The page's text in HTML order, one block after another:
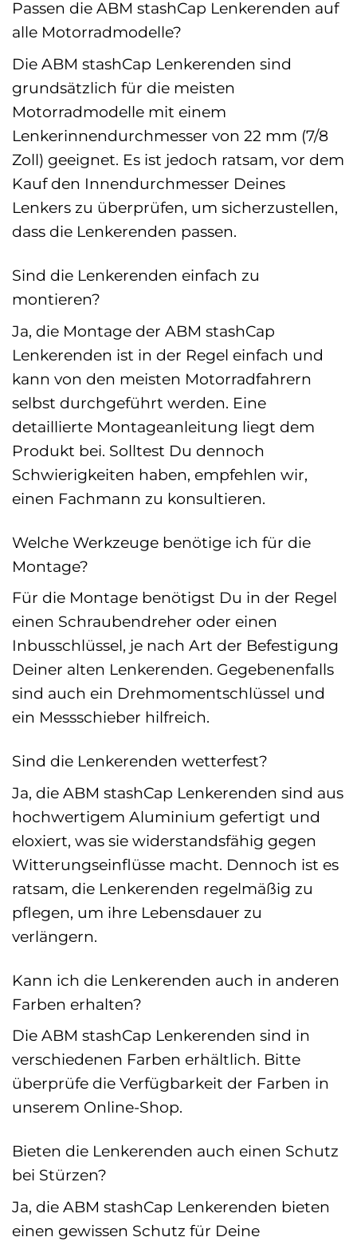
Passen die ABM stashCap Lenkerenden auf
alle Motorradmodelle?
Die ABM stashCap Lenkerenden sind
grundsätzlich für die meisten
Motorradmodelle mit einem
Lenkerinnendurchmesser von 22 mm (7/8
Zoll) geeignet. Es ist jedoch ratsam, vor dem
Kauf den Innendurchmesser Deines
Lenkers zu überprüfen, um sicherzustellen,
dass die Lenkerenden passen.
Sind die Lenkerenden einfach zu
montieren?
Ja, die Montage der ABM stashCap
Lenkerenden ist in der Regel einfach und
kann von den meisten Motorradfahrern
selbst durchgeführt werden. Eine
detaillierte Montageanleitung liegt dem
Produkt bei. Solltest Du dennoch
Schwierigkeiten haben, empfehlen wir,
einen Fachmann zu konsultieren.
Welche Werkzeuge benötige ich für die
Montage?
Für die Montage benötigst Du in der Regel
einen Schraubendreher oder einen
Inbusschlüssel, je nach Art der Befestigung
Deiner alten Lenkerenden. Gegebenenfalls
sind auch ein Drehmomentschlüssel und
ein Messschieber hilfreich.
Sind die Lenkerenden wetterfest?
Ja, die ABM stashCap Lenkerenden sind aus
hochwertigem Aluminium gefertigt und
eloxiert, was sie widerstandsfähig gegen
Witterungseinflüsse macht. Dennoch ist es
ratsam, die Lenkerenden regelmäßig zu
pflegen, um ihre Lebensdauer zu
verlängern.
Kann ich die Lenkerenden auch in anderen
Farben erhalten?
Die ABM stashCap Lenkerenden sind in
verschiedenen Farben erhältlich. Bitte
überprüfe die Verfügbarkeit der Farben in
unserem Online-Shop.
Bieten die Lenkerenden auch einen Schutz
bei Stürzen?
Ja, die ABM stashCap Lenkerenden bieten
einen gewissen Schutz für Deine